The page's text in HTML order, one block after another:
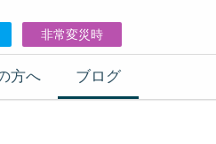
非常変災時
方へ ブログ